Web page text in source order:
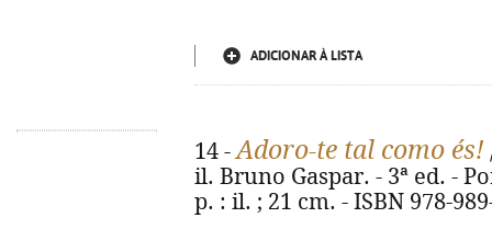
ADICIONAR À LISTA
14 -Adoro-te tal como és!
il. Bruno Gaspar. - 3ª ed. -
p. : il. ; 21 cm. - ISBN 978-